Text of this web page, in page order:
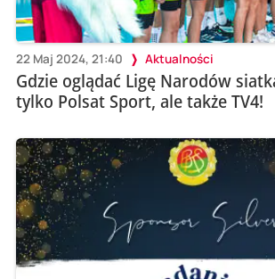
22 Maj 2024, 21:40 Aktualności
Gdzie oglądać Ligę Narodów
tylko Polsat Sport, ale także TV4!